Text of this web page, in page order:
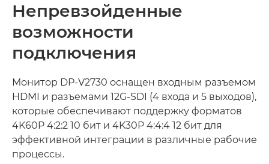
Непревзойденные
возможности
подключения
Монитор DP-V2730 оснащен входным разъемом
HDMI и разъемами 12G-SDI (4 входа и 5 выходов),
которые обеспечивают поддержку форматов
4K60P 4:2:2 10 бит и 4K30P 4:4:4 12 бит для
эффективной интеграции в различные рабочие
процессы.